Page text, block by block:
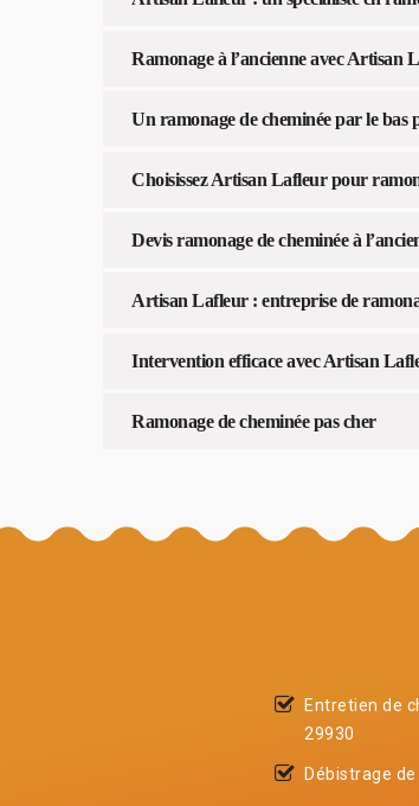
Ramonage à l’ancienne avec Artisan
Un ramonage de cheminée par le
Choisissez Artisan Lafleur pour
Devis ramonage de cheminée à
Artisan Lafleur : entreprise de
Intervention efficace avec Artisan
Ramonage de cheminée pas cher
Entretien de
29930
Débistrage